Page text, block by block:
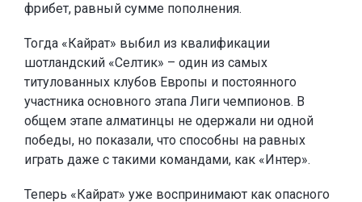
фрибет, равный сумме пополнения.
Тогда «Кайрат» выбил из квалификации
шотландский «Селтик» – один из самых
титулованных клубов Европы и постоянного
участника основного этапа Лиги чемпионов. В
общем этапе алматинцы не одержали ни одной
победы, но показали, что способны на равных
играть даже с такими командами, как «Интер».
Теперь «Кайрат» уже воспринимают как опасного